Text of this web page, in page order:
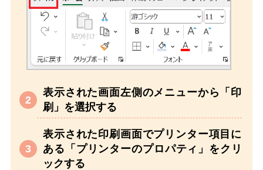
表示された画面左側のメニューから「印
刷」を選択する
表示された印刷画面でプリンター項目に
ある「プリンターのプロパティ」をクリ
ックする